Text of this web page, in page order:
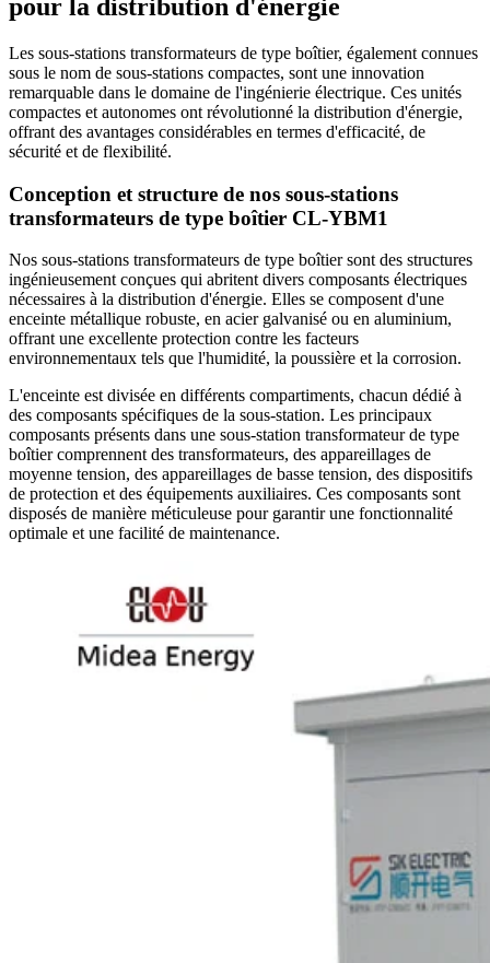
pour la distribution d'énergie
Les sous-stations transformateurs de type boîtier, également connues
sous le nom de sous-stations compactes, sont une innovation
remarquable dans le domaine de l'ingénierie électrique. Ces unités
compactes et autonomes ont révolutionné la distribution d'énergie,
offrant des avantages considérables en termes d'efficacité, de
sécurité et de flexibilité.
Conception et structure de nos sous-stations
transformateurs de type boîtier CL-YBM1
Nos sous-stations transformateurs de type boîtier sont des structures
ingénieusement conçues qui abritent divers composants électriques
nécessaires à la distribution d'énergie. Elles se composent d'une
enceinte métallique robuste, en acier galvanisé ou en aluminium,
offrant une excellente protection contre les facteurs
environnementaux tels que l'humidité, la poussière et la corrosion.
L'enceinte est divisée en différents compartiments, chacun dédié à
des composants spécifiques de la sous-station. Les principaux
composants présents dans une sous-station transformateur de type
boîtier comprennent des transformateurs, des appareillages de
moyenne tension, des appareillages de basse tension, des dispositifs
de protection et des équipements auxiliaires. Ces composants sont
disposés de manière méticuleuse pour garantir une fonctionnalité
optimale et une facilité de maintenance.